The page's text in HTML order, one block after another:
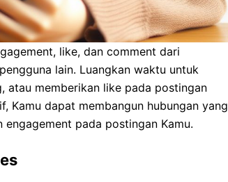
like, dan comment dari
lain. Luangkan waktu untuk
atau memberikan like pada postingan
Kamu dapat membangun hubungan yang
pada postingan Kamu.